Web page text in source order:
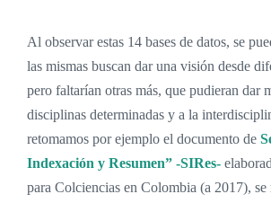
Al observar estas 14 bases de datos, se
las mismas buscan dar una visión desde
pero faltarían otras más, que pudieran dar
disciplinas determinadas y a la
retomamos por ejemplo el documento de
Indexación y Resumen” -SIRes-
para Colciencias en Colombia (a 2017), se